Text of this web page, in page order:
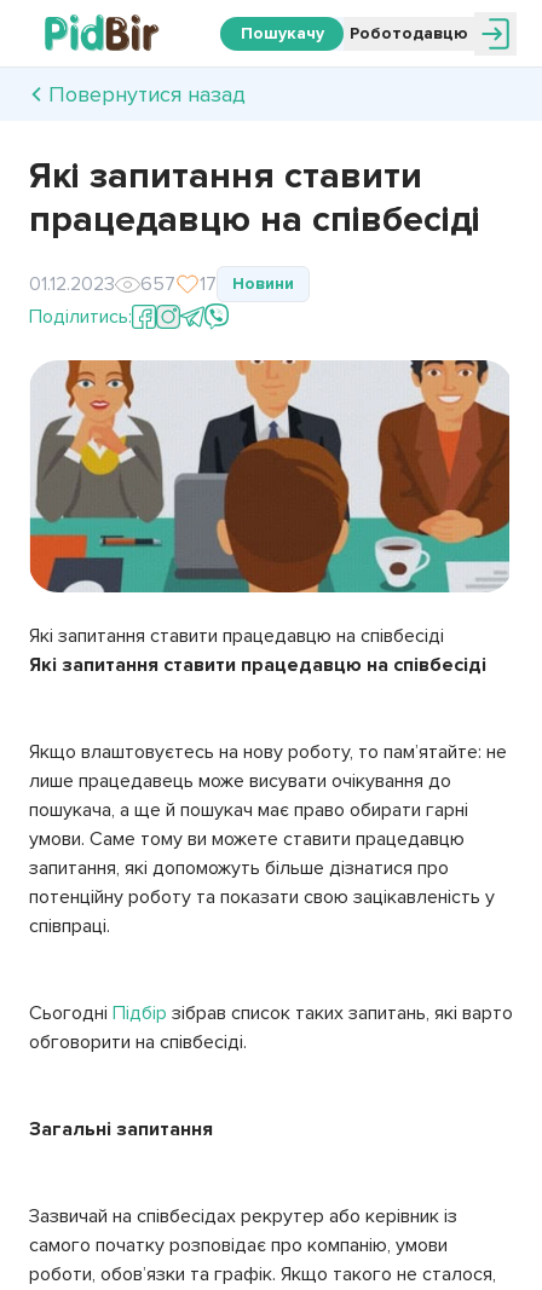
Пошукачу Роботодавцю
Повернутися назад
Які запитання ставити
працедавцю на співбесіді
01.12.2023 657 17 Новини
Поділитись:
Які запитання ставити працедавцю на співбесіді
Які запитання ставити працедавцю на співбесіді
Якщо влаштовуєтесь на нову роботу, то пам’ятайте: не
лише працедавець може висувати очікування до
пошукача, а ще й пошукач має право обирати гарні
умови. Саме тому ви можете ставити працедавцю
запитання, які допоможуть більше дізнатися про
потенційну роботу та показати свою зацікавленість у
співпраці.
Сьогодні Підбір зібрав список таких запитань, які варто
обговорити на співбесіді.
Загальні запитання
Зазвичай на співбесідах рекрутер або керівник із
самого початку розповідає про компанію, умови
роботи, обов’язки та графік. Якщо такого не сталося,